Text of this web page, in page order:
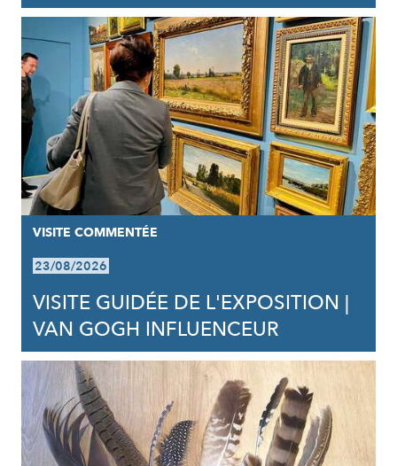
VISITE COMMENTÉE
23/08/2026
VISITE GUIDÉE DE L'EXPOSITION |
VAN GOGH INFLUENCEUR